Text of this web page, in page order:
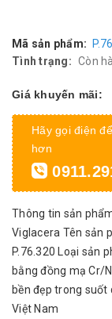
Mã sản phẩm:
Tình trạng: Còn
Giá khuyến mãi:
Hãy gọi điện
hơn
Thông tin sản
Viglacera Tên sản
P.76.320 Loại sản
bằng đồng mạ Cr/
bền đẹp trong suốt
Việt Nam